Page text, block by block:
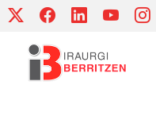
Skip
content